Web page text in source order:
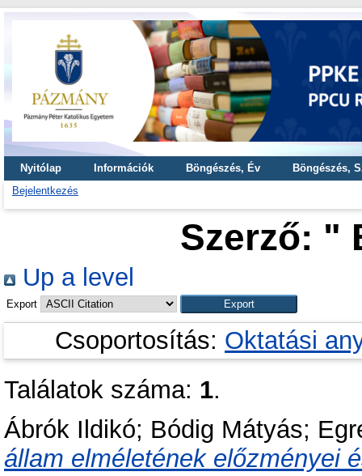
Nyitólap Információk Böngészés, Év
Böngészés,
Bejelentkezés
Szerző: "
Up a level
Export
Csoportosítás: Oktatási
Találatok száma: 1.
Ábrók Ildikó; Bódig Mátyás;
állam elméletének előzményei